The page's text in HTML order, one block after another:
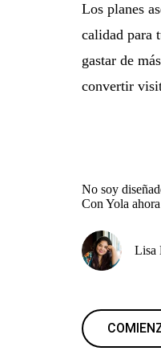
Los planes
calidad para
gastar de
convertir
No soy
Con Yola
Lisa